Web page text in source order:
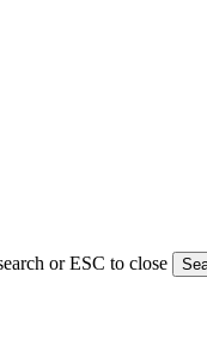
or ESC to close